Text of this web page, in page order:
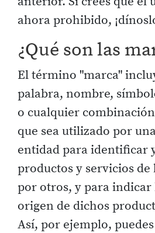
ahora prohibido,
¿Qué son las
El término "marca"
palabra, nombre,
o cualquier
que sea utilizado por
entidad para identificar
productos y servicios de
por otros, y para indicar
origen de dichos
Así, por ejemplo,